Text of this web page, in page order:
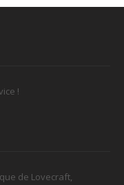
!
de Lovecraft,